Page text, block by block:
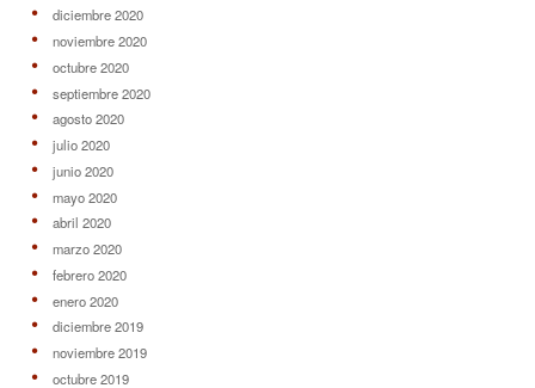
diciembre 2020
noviembre 2020
octubre 2020
septiembre 2020
agosto 2020
julio 2020
junio 2020
mayo 2020
abril 2020
marzo 2020
febrero 2020
enero 2020
diciembre 2019
noviembre 2019
octubre 2019